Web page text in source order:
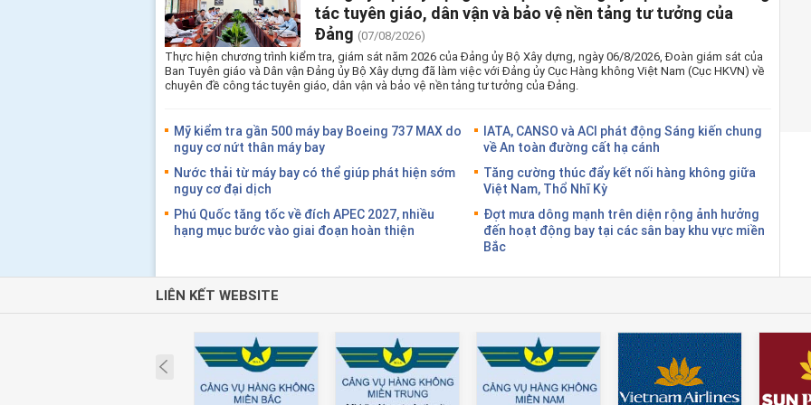
tác tuyên giáo, dân vận và bảo vệ nền tảng tư tưởng của
Đảng (07/08/2026)
Thực hiện chương trình kiểm tra, giám sát năm 2026 của Đảng ủy Bộ Xây dựng, ngày 06/8/2026, Đoàn giám sát của
Ban Tuyên giáo và Dân vận Đảng ủy Bộ Xây dựng đã làm việc với Đảng ủy Cục Hàng không Việt Nam (Cục HKVN) về
chuyên đề công tác tuyên giáo, dân vận và bảo vệ nền tảng tư tưởng của Đảng.
Mỹ kiểm tra gần 500 máy bay Boeing 737 MAX do
nguy cơ nứt thân máy bay
Nước thải từ máy bay có thể giúp phát hiện sớm
nguy cơ đại dịch
Phú Quốc tăng tốc về đích APEC 2027, nhiều
hạng mục bước vào giai đoạn hoàn thiện
IATA, CANSO và ACI phát động Sáng kiến chung
về An toàn đường cất hạ cánh
Tăng cường thúc đẩy kết nối hàng không giữa
Việt Nam, Thổ Nhĩ Kỳ
Đợt mưa dông mạnh trên diện rộng ảnh hưởng
đến hoạt động bay tại các sân bay khu vực miền
Bắc
LIÊN KẾT WEBSITE
Prev